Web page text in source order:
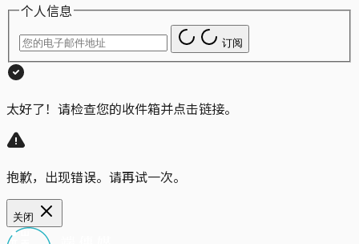
个人信息
订阅
太好了！请检查您的收件箱并点击链接。
抱歉，出现错误。请再试一次。
关闭